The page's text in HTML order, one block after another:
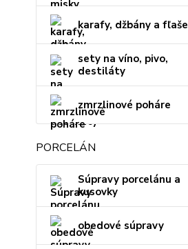
karafy, džbány a fľaše
sety na víno, pivo,
destiláty
zmrzlinové poháre
PORCELÁN
Súpravy porcelánu a
kusovky
obedové súpravy